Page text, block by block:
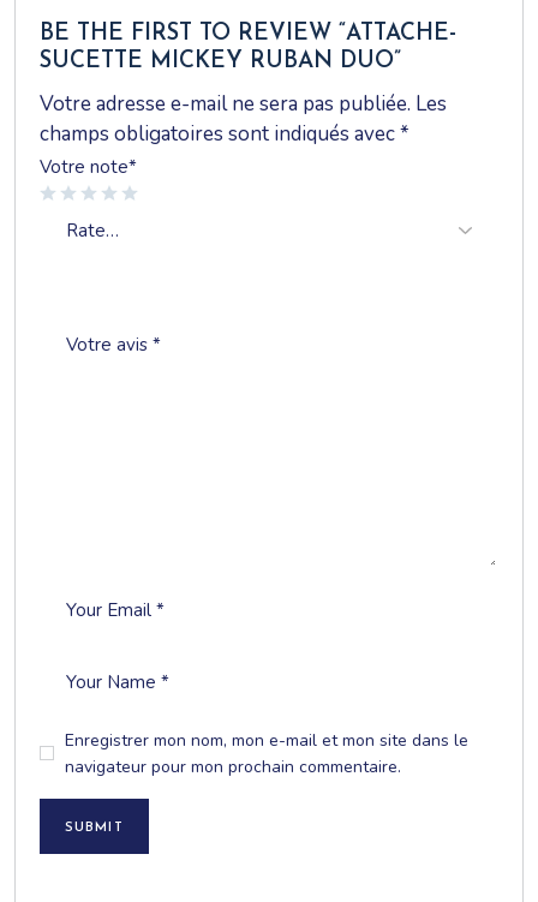
BE THE FIRST TO REVIEW “ATTACHE-
SUCETTE MICKEY RUBAN DUO”
Votre adresse e-mail ne sera pas publiée. Les
champs obligatoires sont indiqués avec*
Votre note*
Enregistrer mon nom, mon e-mail et mon site dans le
navigateur pour mon prochain commentaire.
SUBMIT